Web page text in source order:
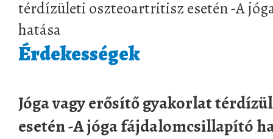
térdízületi oszteoartritisz esetén -A
hatása
Érdekességek
Jóga vagy erősítő gyakorlat
esetén -A jóga fájdalomcsillapító